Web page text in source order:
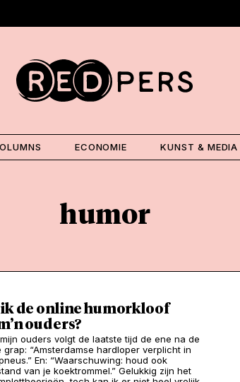
ECONOMIE KUNST & MEDIA
humor
de online humorkloof
ouders?
ouders volgt de laatste tijd de ene na de
“Amsterdamse hardloper verplicht in
En: “Waarschuwing: houd ook
van je koektrommel.” Gelukkig zijn het